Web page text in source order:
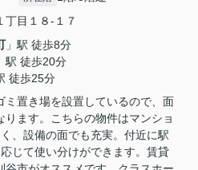
丁目１８-１７
」駅 徒歩8分
駅 徒歩20分
徒歩25分
ミ置き場を設置しているので、面
ります。こちらの物件はマンショ
、設備の面でも充実。付近に駅
じて使い分けができます。賃貸